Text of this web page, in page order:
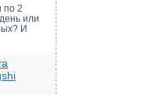
по 2
или
И